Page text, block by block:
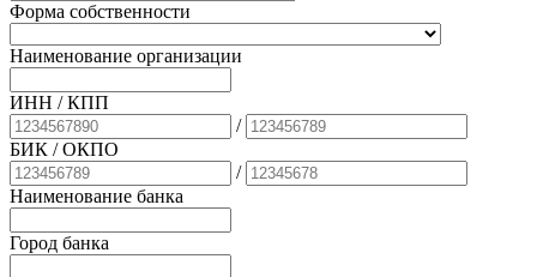
Форма собственности
Наименование организации
ИНН / КПП
/
БИК / ОКПО
/
Наименование банка
Город банка